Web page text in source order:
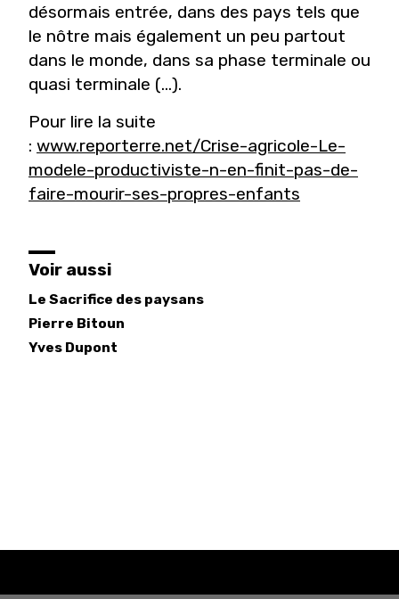
désormais entrée, dans des pays tels que
le nôtre mais également un peu partout
dans le monde, dans sa phase terminale ou
quasi terminale (...).
Pour lire la suite
: www.reporterre.net/Crise-agricole-Le-
modele-productiviste-n-en-finit-pas-de-
faire-mourir-ses-propres-enfants
Voir aussi
Le Sacrifice des paysans
Pierre Bitoun
Yves Dupont